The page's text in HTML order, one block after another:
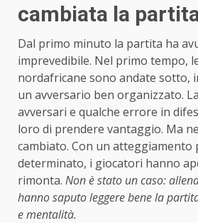
cambiata la
Dal primo minuto la partita ha
imprevedibile. Nel primo tempo,
nordafricane sono andate sotto,
un avversario ben organizzato.
avversari e qualche errore in
loro di prendere vantaggio. Ma
cambiato. Con un atteggiamento
determinato, i giocatori hanno
rimonta. Non è stato un caso:
hanno saputo leggere bene la
e mentalità.